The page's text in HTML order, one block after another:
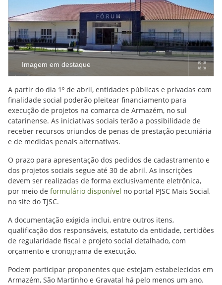
Imagem em destaque
A partir do dia 1º de abril, entidades públicas e privadas com
finalidade social poderão pleitear financiamento para
execução de projetos na comarca de Armazém, no sul
catarinense. As iniciativas sociais terão a possibilidade de
receber recursos oriundos de penas de prestação pecuniária
e de medidas penais alternativas.
O prazo para apresentação dos pedidos de cadastramento e
dos projetos sociais segue até 30 de abril. As inscrições
devem ser realizadas de forma exclusivamente eletrônica,
por meio de formulário disponível no portal PJSC Mais Social,
no site do TJSC.
A documentação exigida inclui, entre outros itens,
qualificação dos responsáveis, estatuto da entidade, certidões
de regularidade fiscal e projeto social detalhado, com
orçamento e cronograma de execução.
Podem participar proponentes que estejam estabelecidos em
Armazém, São Martinho e Gravatal há pelo menos um ano.